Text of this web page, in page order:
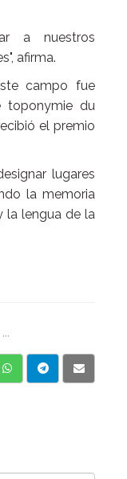
a nuestros
afirma.
campo fue
toponymie du
el premio
lugares
la memoria
la lengua de la